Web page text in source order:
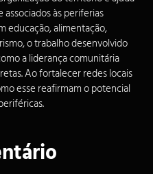
às periferias
educação, alimentação,
o trabalho desenvolvido
a liderança comunitária
Ao fortalecer redes locais
esse reafirmam o potencial